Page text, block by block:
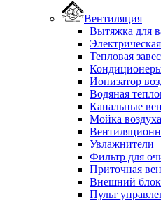
Вентиляция
Вытяжка для
Тепловая
Ионизатор
Водяная
Канальные
Мойка воздуха
Увлажнители
Фильтр для
Приточная
Внешний блок
Пульт